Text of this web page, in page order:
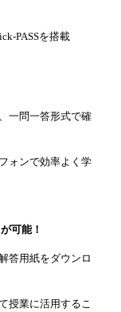
PASSを搭載
一問一答形式で確
ォンで効率よく学
可能！
答用紙をダウンロ
授業に活用するこ